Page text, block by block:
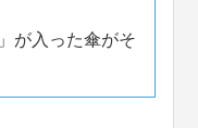
が入った傘がそ